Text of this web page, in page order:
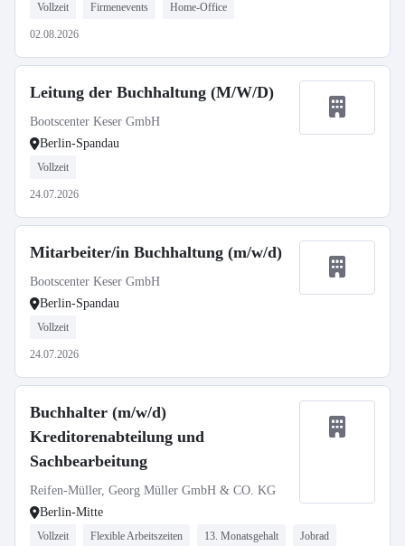
Vollzeit Firmenevents Home-Office
02.08.2026
Leitung der Buchhaltung (M/W/D)
Bootscenter Keser GmbH
Berlin-Spandau
Vollzeit
24.07.2026
Mitarbeiter/in Buchhaltung (m/w/d)
Bootscenter Keser GmbH
Berlin-Spandau
Vollzeit
24.07.2026
Buchhalter (m/w/d)
Kreditorenabteilung und
Sachbearbeitung
Reifen-Müller, Georg Müller GmbH & CO. KG
Berlin-Mitte
Vollzeit Flexible Arbeitszeiten 13. Monatsgehalt Jobrad